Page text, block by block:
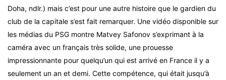
Doha, ndlr.) mais c’est pour une autre histoire que le gardien du
club de la capitale s’est fait remarquer. Une vidéo disponible sur
les médias du PSG montre Matvey Safonov s’exprimant à la
caméra avec un français très solide, une prouesse
impressionnante pour quelqu’un qui est arrivé en France il y a
seulement un an et demi. Cette compétence, qui était jusqu’à